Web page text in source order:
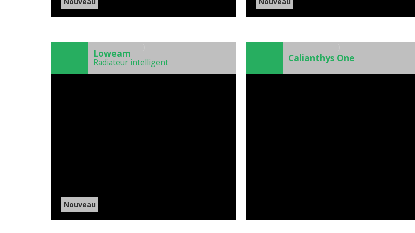
Loweam
Radiateur intelligent
Nouveau
Calianthys One